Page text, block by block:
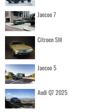
Jaecoo 7
Citroen SM
Jaecoo 5
Audi Q7 2025